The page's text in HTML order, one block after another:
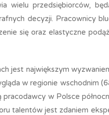
wielu przedsiębiorców,
decyzji. Pracownicy
się oraz elastyczne
jest największym
w regionie wschodnim
w Polsce
talentów jest zdaniem